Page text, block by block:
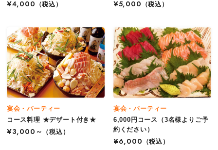
¥4,000
（税込）
¥5,000
（税込）
宴会・パーティー
コース料理 ★デザート付き★
¥3,000～
（税込）
宴会・パーティー
6,000円コース（3名様よりご予
約ください）
¥6,000
（税込）